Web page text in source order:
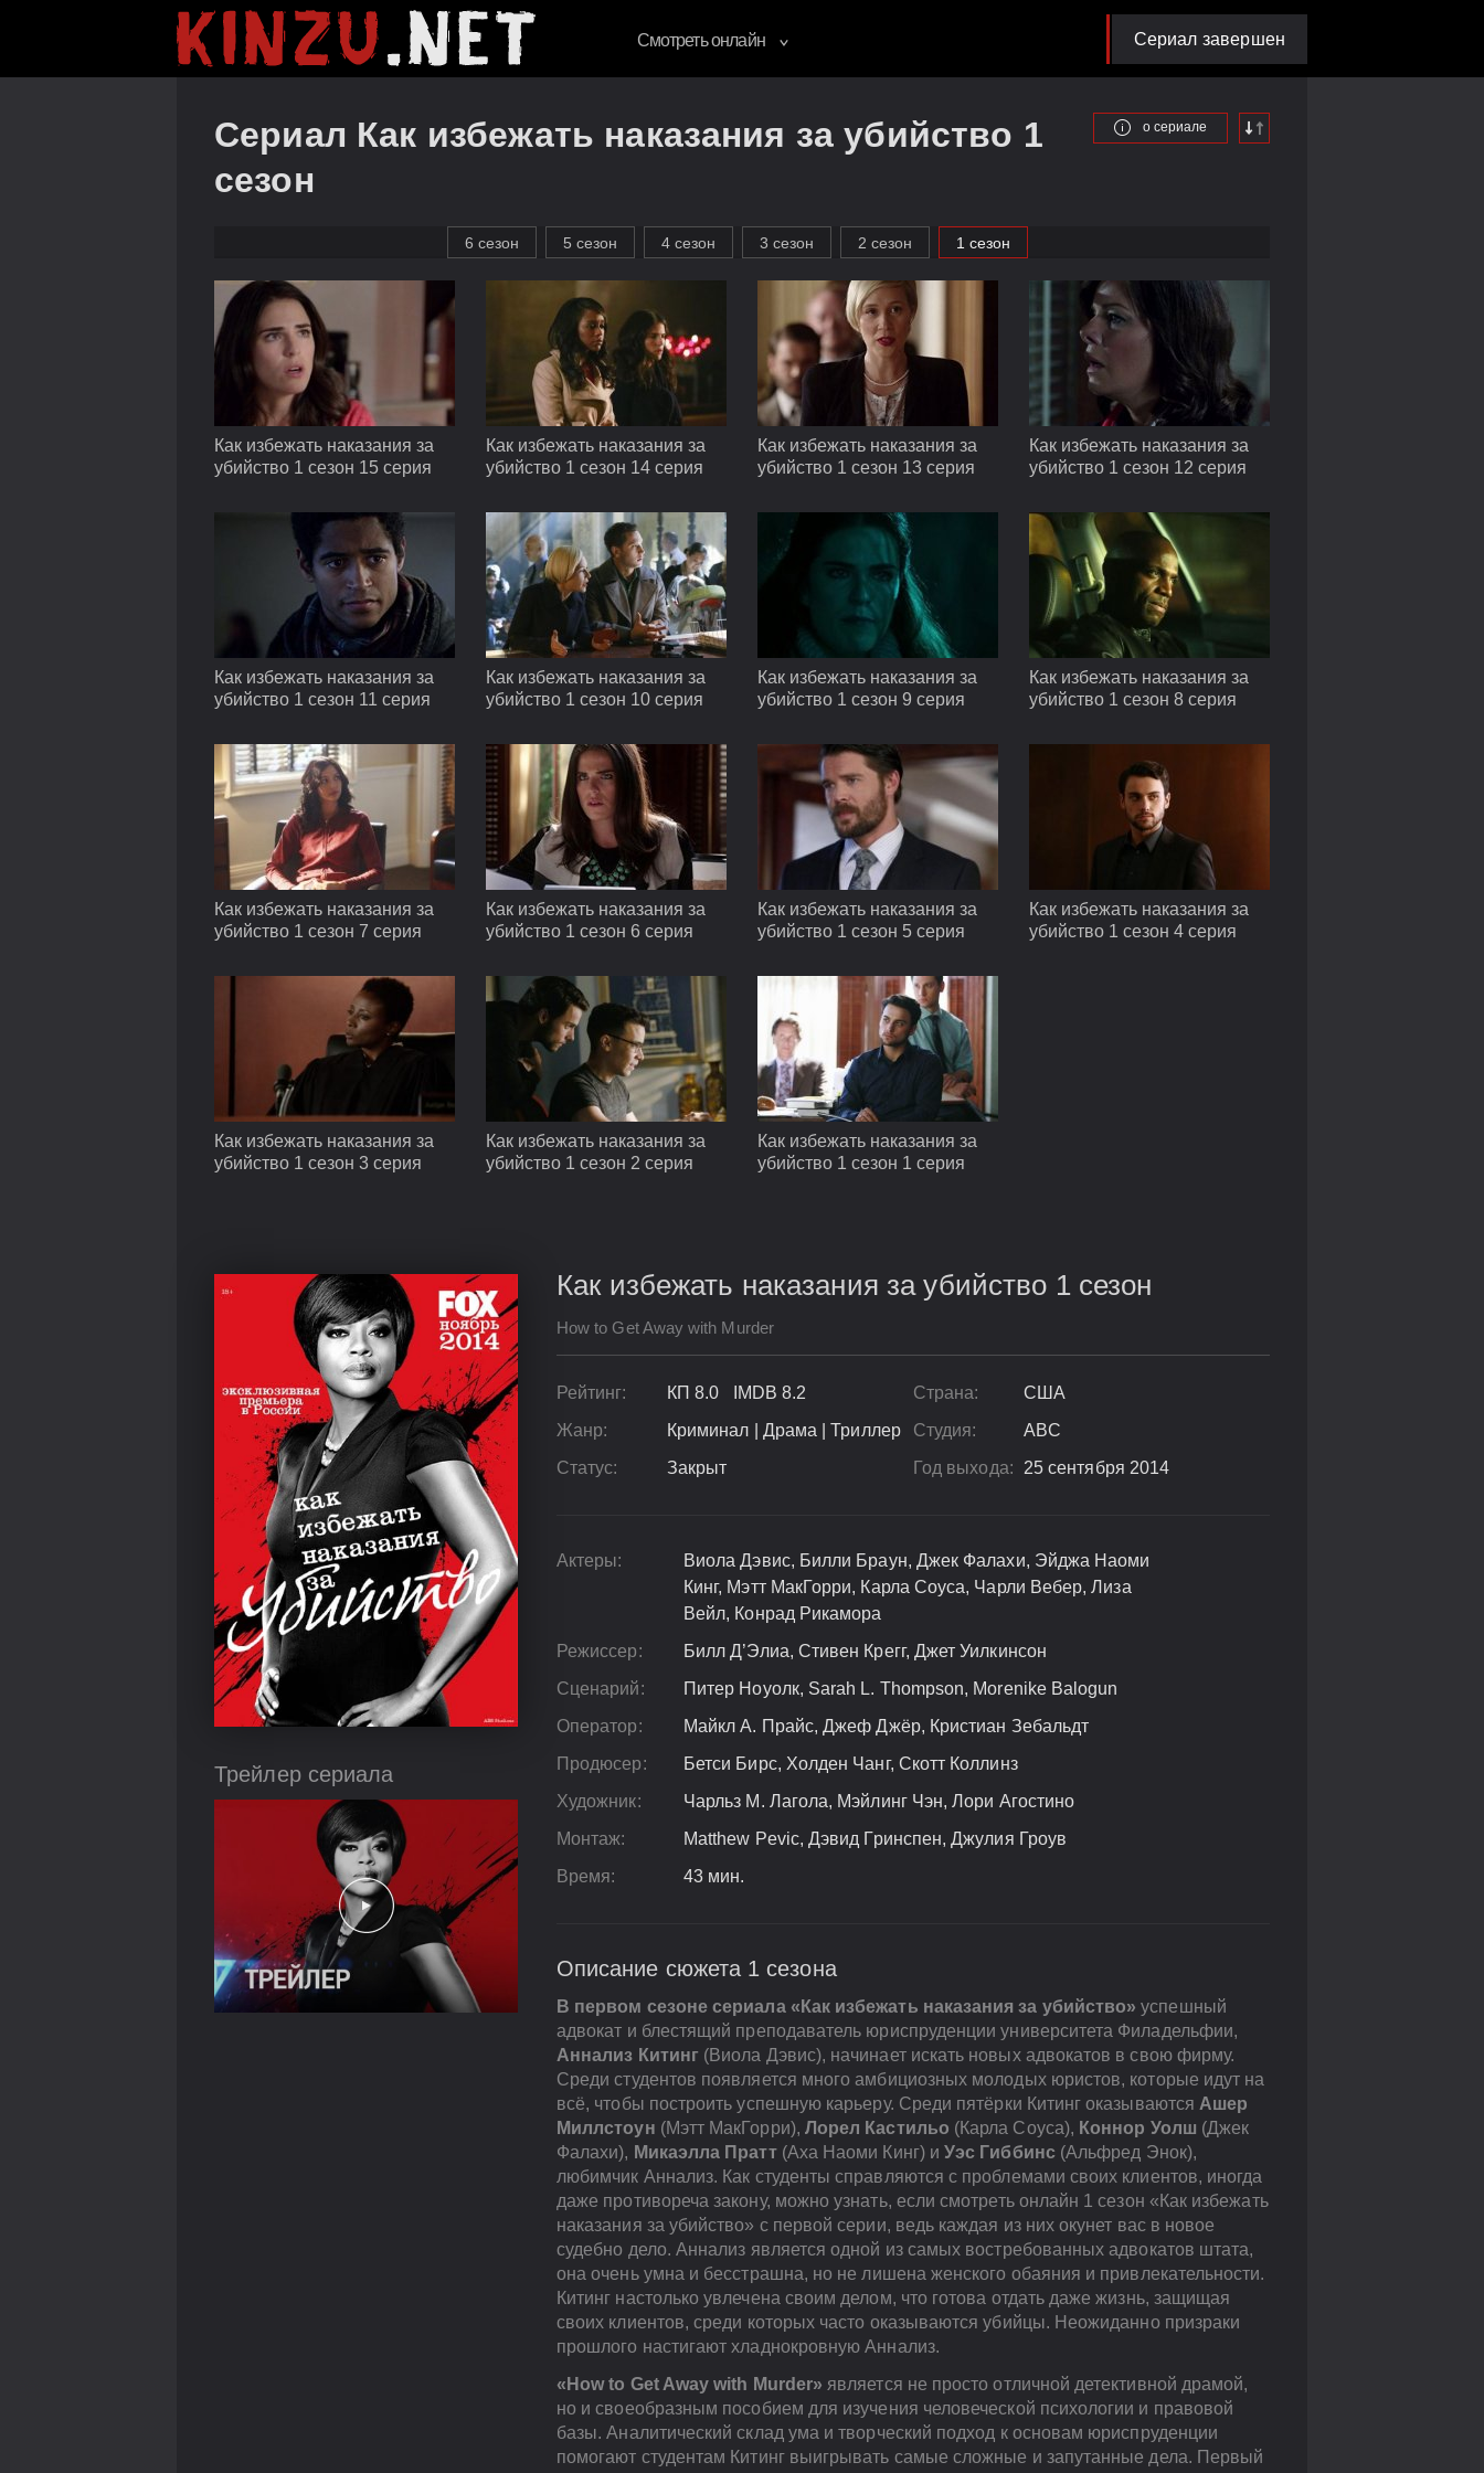
Смотреть онлайн Сериал завершен
Сериал Как избежать наказания за убийство 1
сезон
о сериале
6 сезон 5 сезон 4 сезон 3 сезон 2 сезон 1 сезон
Как избежать наказания за
убийство 1 сезон 15 серия
Как избежать наказания за
убийство 1 сезон 14 серия
Как избежать наказания за
убийство 1 сезон 13 серия
Как избежать наказания за
убийство 1 сезон 12 серия
Как избежать наказания за
убийство 1 сезон 11 серия
Как избежать наказания за
убийство 1 сезон 10 серия
Как избежать наказания за
убийство 1 сезон 9 серия
Как избежать наказания за
убийство 1 сезон 8 серия
Как избежать наказания за
убийство 1 сезон 7 серия
Как избежать наказания за
убийство 1 сезон 6 серия
Как избежать наказания за
убийство 1 сезон 5 серия
Как избежать наказания за
убийство 1 сезон 4 серия
Как избежать наказания за
убийство 1 сезон 3 серия
Как избежать наказания за
убийство 1 сезон 2 серия
Как избежать наказания за
убийство 1 сезон 1 серия
Трейлер сериала
Как избежать наказания за убийство 1 сезон
How to Get Away with Murder
Рейтинг:
КП 8.0 IMDB 8.2
Жанр:
Криминал | Драма | Триллер
Статус:
Закрыт
Страна:
США
Студия:
ABC
Год выхода:
25 сентября 2014
Актеры:
Виола Дэвис, Билли Браун, Джек Фалахи, Эйджа Наоми
Кинг, Мэтт МакГорри, Карла Соуса, Чарли Вебер, Лиза
Вейл, Конрад Рикамора
Режиссер:
Билл Д’Элиа, Стивен Крегг, Джет Уилкинсон
Сценарий:
Питер Ноуолк, Sarah L. Thompson, Morenike Balogun
Оператор:
Майкл А. Прайс, Джеф Джёр, Кристиан Зебальдт
Продюсер:
Бетси Бирс, Холден Чанг, Скотт Коллинз
Художник:
Чарльз М. Лагола, Мэйлинг Чэн, Лори Агостино
Монтаж:
Matthew Pevic, Дэвид Гринспен, Джулия Гроув
Время:
43 мин.
Описание сюжета 1 сезона
В первом сезоне сериала «Как избежать наказания за убийство» успешный
адвокат и блестящий преподаватель юриспруденции университета Филадельфии,
Аннализ Китинг (Виола Дэвис), начинает искать новых адвокатов в свою фирму.
Среди студентов появляется много амбициозных молодых юристов, которые идут на
всё, чтобы построить успешную карьеру. Среди пятёрки Китинг оказываются Ашер
Миллстоун (Мэтт МакГорри), Лорел Кастильо (Карла Соуса), Коннор Уолш (Джек
Фалахи), Микаэлла Пратт(Аха Наоми Кинг) иУэс Гиббинс(Альфред Энок),
любимчик Аннализ. Как студенты справляются с проблемами своих клиентов, иногда
даже противореча закону, можно узнать, если смотреть онлайн 1 сезон «Как избежать
наказания за убийство» с первой серии, ведь каждая из них окунет вас в новое
судебно дело. Аннализ является одной из самых востребованных адвокатов штата,
она очень умна и бесстрашна, но не лишена женского обаяния и привлекательности.
Китинг настолько увлечена своим делом, что готова отдать даже жизнь, защищая
своих клиентов, среди которых часто оказываются убийцы. Неожиданно призраки
прошлого настигают хладнокровную Аннализ.
«How to Get Away with Murder» является не просто отличной детективной драмой,
но и своеобразным пособием для изучения человеческой психологии и правовой
базы. Аналитический склад ума и творческий подход к основам юриспруденции
помогают студентам Китинг выигрывать самые сложные и запутанные дела. Первый